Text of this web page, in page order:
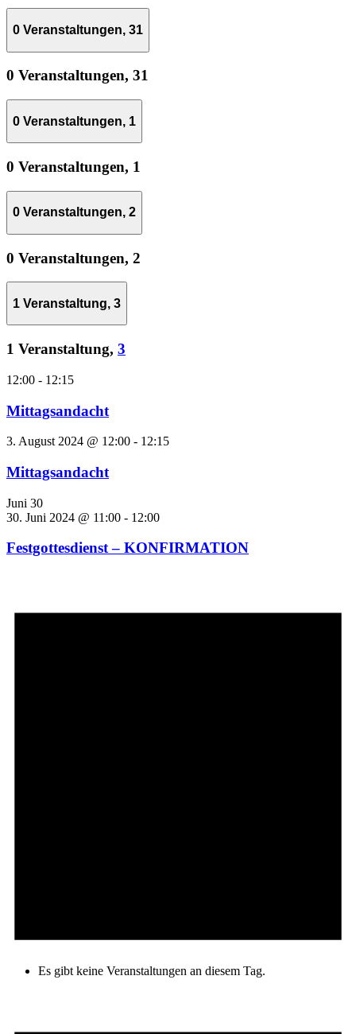
0 Veranstaltungen, 31
0 Veranstaltungen, 31
0 Veranstaltungen, 1
0 Veranstaltungen, 1
0 Veranstaltungen, 2
0 Veranstaltungen, 2
1 Veranstaltung, 3
1 Veranstaltung, 3
12:00 - 12:15
Mittagsandacht
3. August 2024 @ 12:00 - 12:15
Mittagsandacht
Juni 30
30. Juni 2024 @ 11:00 - 12:00
Festgottesdienst – KONFIRMATION
Es gibt keine Veranstaltungen an diesem Tag.